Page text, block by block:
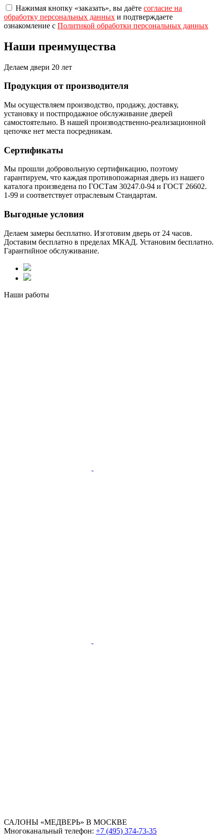
Нажимая кнопку «заказать», вы даёте согласие на
обработку персональных данных и подтверждаете
ознакомление с Политикой обработки персональных данных
Наши преимущества
Делаем двери 20 лет
Продукция от производителя
Мы осуществляем производство, продажу, доставку,
установку и постпродажное обслуживание дверей
самостоятельно. В нашей производственно-реализационной
цепочке нет места посредникам.
Сертификаты
Мы прошли добровольную сертификацию, поэтому
гарантируем, что каждая противопожарная дверь из нашего
каталога произведена по ГОСТам 30247.0-94 и ГОСТ 26602.
1-99 и соответствует отраслевым Стандартам.
Выгодные условия
Делаем замеры бесплатно. Изготовим дверь от 24 часов.
Доставим бесплатно в пределах МКАД. Установим бесплатно.
Гарантийное обслуживание.
Наши работы
САЛОНЫ «МЕДВЕРЬ» В МОСКВЕ
Многоканальный телефон: +7 (495) 374-73-35